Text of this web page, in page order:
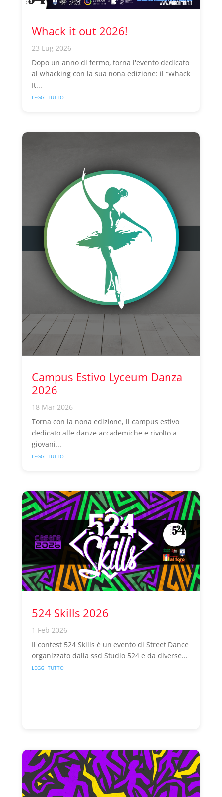
Whack it out 2026!
23 Lug 2026
Dopo un anno di fermo, torna l'evento dedicato
al whacking con la sua nona edizione: il "Whack
It...
leggi tutto
Campus Estivo Lyceum Danza
2026
18 Mar 2026
Torna con la nona edizione, il campus estivo
dedicato alle danze accademiche e rivolto a
giovani...
leggi tutto
524 Skills 2026
1 Feb 2026
Il contest 524 Skills è un evento di Street Dance
organizzato dalla ssd Studio 524 e da diverse...
leggi tutto